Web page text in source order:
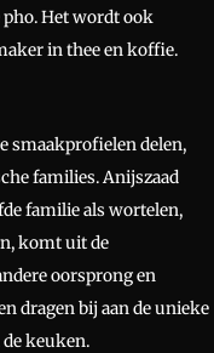
pho. Het wordt ook
in thee en koffie.
smaakprofielen delen,
families. Anijszaad
familie als wortelen,
komt uit de
oorsprong en
dragen bij aan de unieke
keuken.